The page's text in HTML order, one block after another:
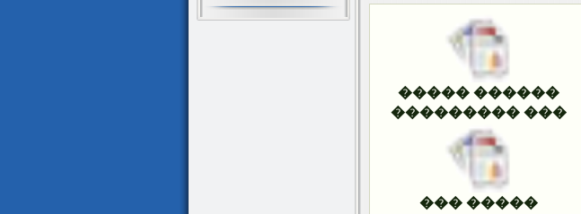
������ �����
��� ���������
����� ���